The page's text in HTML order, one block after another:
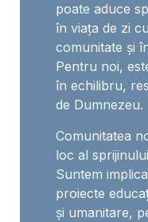
poate aduce
în viața de zi
comunitate și
Pentru noi,
în echilibru,
de Dumnezeu.
Comunitatea
loc al
Suntem
proiecte
și umanitare,